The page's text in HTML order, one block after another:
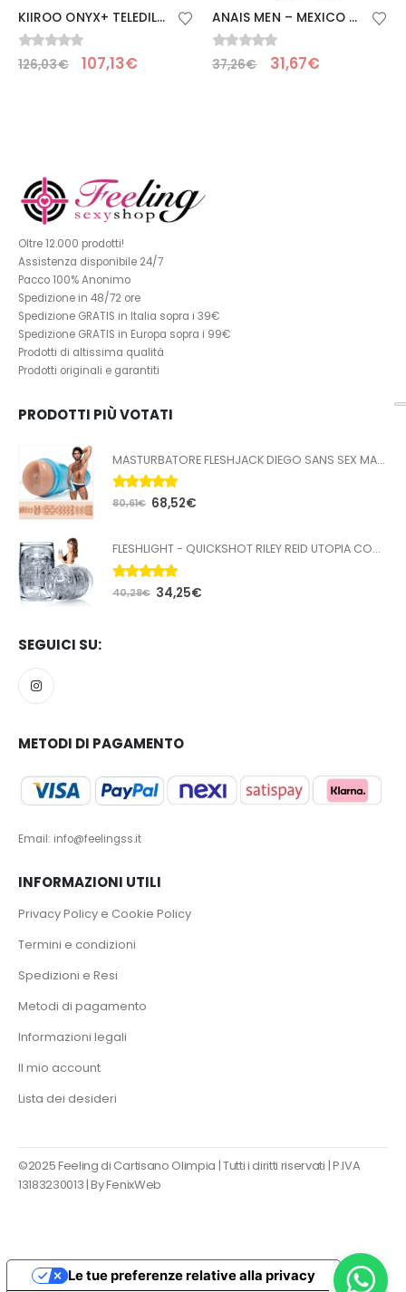
KIIROO ONYX+ TELEDILDONIC MASTURBADOR JESSICA DRAKE EXPERIENCE
0Su 5
126,03€ 107,13€
ANAIS MEN – MEXICO BOXER BRIEF S
0Su 5
37,26€ 31,67€
Oltre 12.000 prodotti!
Assistenza disponibile 24/7
Pacco 100% Anonimo
Spedizione in 48/72 ore
Spedizione GRATIS in Italia sopra i 39€
Spedizione GRATIS in Europa sopra i 99€
Prodotti di altissima qualità
Prodotti originali e garantiti
PRODOTTI PIÙ VOTATI
MASTURBATORE FLESHJACK DIEGO SANS SEX MACHINE BUTT
5.00Su 5
80,61€ 68,52€
FLESHLIGHT - QUICKSHOT RILEY REID UTOPIA COMPATTA
5.00Su 5
40,28€ 34,25€
SEGUICI SU:
METODI DI PAGAMENTO
Email: info@feelingss.it
INFORMAZIONI UTILI
Privacy Policy e Cookie Policy
Termini e condizioni
Spedizioni e Resi
Metodi di pagamento
Informazioni legali
Il mio account
Lista dei desideri
©2025 Feeling di Cartisano Olimpia | Tutti i diritti riservati | P.IVA
13183230013 |By FenixWeb
Le tue preferenze relative alla privacy